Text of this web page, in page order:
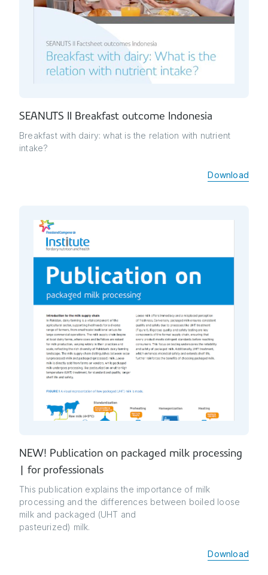
SEANUTS II Breakfast outcome Indonesia
Breakfast with dairy: what is the relation with nutrient
intake?
Download
NEW! Publication on packaged milk processing
| for professionals
This publication explains the importance of milk
processing and the differences between boiled loose
milk and packaged (UHT and
pasteurized) milk.
Download